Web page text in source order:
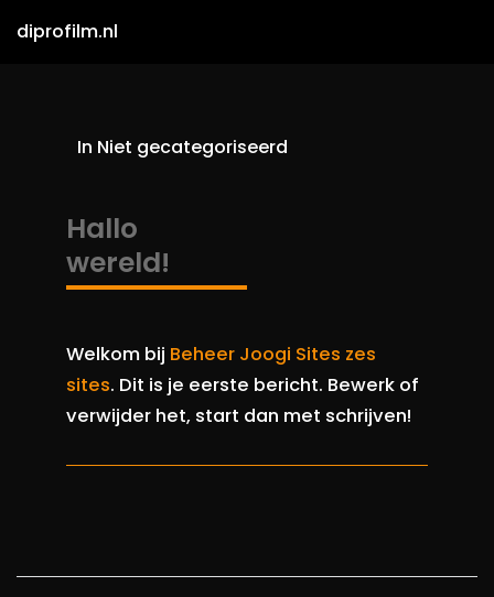
diprofilm.nl
In Niet gecategoriseerd
Hallo
wereld!
Welkom bij Beheer Joogi Sites zes
sites. Dit is je eerste bericht. Bewerk of
verwijder het, start dan met schrijven!